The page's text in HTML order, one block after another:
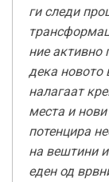
ги следи
ние активно
дека новото
налагаат
места и
потенцира
на вештини
еден од